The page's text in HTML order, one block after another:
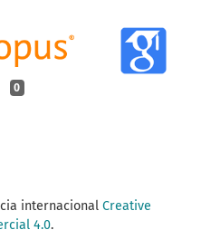
0
internacional Creative
4.0.